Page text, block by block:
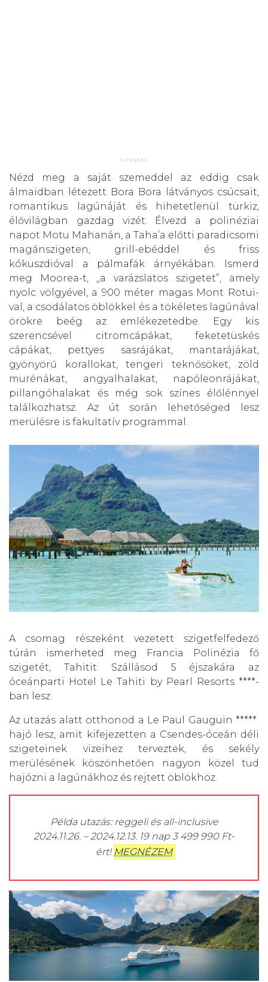
Nézd meg a saját szemeddel az eddig csak
álmaidban létezett Bora Bora látványos csúcsait,
romantikus lagúnáját és hihetetlenül türkiz,
élővilágban gazdag vizét. Élvezd a polinéziai
napot Motu Mahanán, a Taha’a előtti paradicsomi
magánszigeten, grill-ebéddel és friss
kókuszdióval a pálmafák árnyékában. Ismerd
meg Moorea-t, „a varázslatos szigetet”, amely
nyolc völgyével, a 900 méter magas Mont Rotui-
val, a csodálatos öblökkel és a tökéletes lagúnával
örökre beég az emlékezetedbe. Egy kis
szerencsével citromcápákat, feketetüskés
cápákat, pettyes sasrájákat, mantarájákat,
gyönyörű korallokat, tengeri teknősöket, zöld
murénákat, angyalhalakat, napóleonrájákat,
pillangóhalakat és még sok színes élőlénnyel
találkozhatsz. Az út során lehetőséged lesz
merülésre is fakultatív programmal.
A csomag részeként vezetett szigetfelfedező
túrán ismerheted meg Francia Polinézia fő
szigetét, Tahitit. Szállásod 5 éjszakára az
óceánparti Hotel Le Tahiti by Pearl Resorts ****-
ban lesz.
Az utazás alatt otthonod a Le Paul Gauguin *****
hajó lesz, amit kifejezetten a Csendes-óceán déli
szigeteinek vizeihez terveztek, és sekély
merülésének köszönhetően nagyon közel tud
hajózni a lagúnákhoz és rejtett öblökhöz.
Példa utazás: reggeli és all-inclusive
2024.11.26. – 2024.12.13. 19 nap 3 499 990 Ft-
ért! MEGNÉZEM